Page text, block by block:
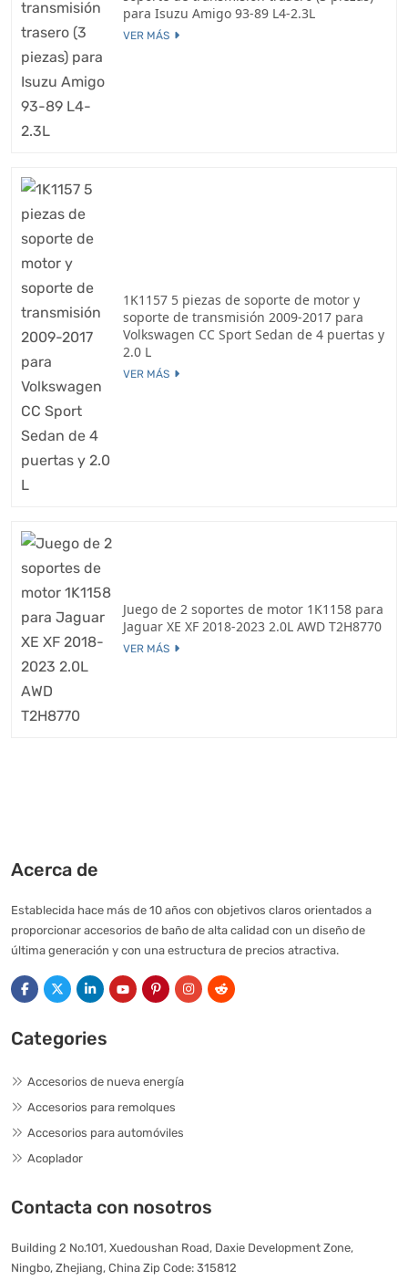
para Isuzu Amigo 93-89 L4-2.3L
VER MÁS
1K1157 5 piezas de soporte de motor y
soporte de transmisión 2009-2017 para
Volkswagen CC Sport Sedan de 4 puertas y
2.0 L
VER MÁS
Juego de 2 soportes de motor 1K1158 para
Jaguar XE XF 2018-2023 2.0L AWD T2H8770
VER MÁS
Acerca de
Establecida hace más de 10 años con objetivos claros orientados a
proporcionar accesorios de baño de alta calidad con un diseño de
última generación y con una estructura de precios atractiva.
Categories
Accesorios de nueva energía
Accesorios para remolques
Accesorios para automóviles
Acoplador
Contacta con nosotros
Building 2 No.101, Xuedoushan Road, Daxie Development Zone,
Ningbo, Zhejiang, China Zip Code: 315812